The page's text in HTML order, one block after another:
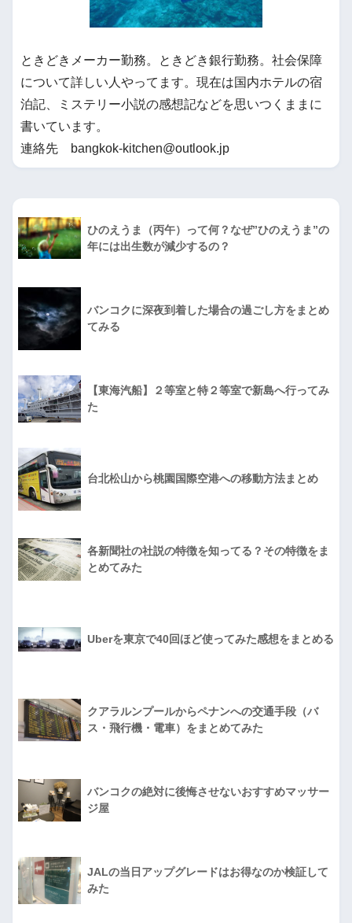
ときどきメーカー勤務。ときどき銀行勤務。社会保障
について詳しい人やってます。現在は国内ホテルの宿
泊記、ミステリー小説の感想記などを思いつくままに
書いています。
連絡先 bangkok-kitchen@outlook.jp
ひのえうま（丙午）って何？なぜ”ひのえうま”の
年には出生数が減少するの？
バンコクに深夜到着した場合の過ごし方をまとめ
てみる
【東海汽船】２等室と特２等室で新島へ行ってみ
た
台北松山から桃園国際空港への移動方法まとめ
各新聞社の社説の特徴を知ってる？その特徴をま
とめてみた
Uberを東京で40回ほど使ってみた感想をまとめる
クアラルンプールからペナンへの交通手段（バ
ス・飛行機・電車）をまとめてみた
バンコクの絶対に後悔させないおすすめマッサー
ジ屋
JALの当日アップグレードはお得なのか検証して
みた